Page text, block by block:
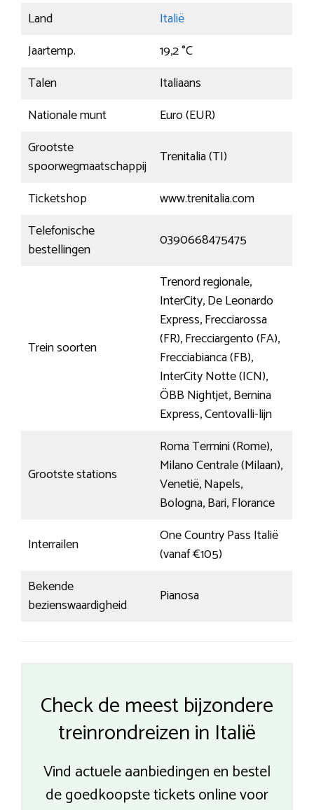
Land
Italië
Jaartemp.
19,2 °C
Talen
Italiaans
Nationale munt
Euro (EUR)
Grootste
spoorwegmaatschappij
Trenitalia (TI)
Ticketshop
www.trenitalia.com
Telefonische
bestellingen
0390668475475
Trein soorten
Trenord regionale,
InterCity, De Leonardo
Express, Frecciarossa
(FR), Frecciargento (FA),
Frecciabianca (FB),
InterCity Notte (ICN),
ÖBB Nightjet, Bernina
Express, Centovalli-lijn
Grootste stations
Roma Termini (Rome),
Milano Centrale (Milaan),
Venetië, Napels,
Bologna, Bari, Florance
Interrailen
One Country Pass Italië
(vanaf €105)
Bekende
bezienswaardigheid
Pianosa
Check de meest bijzondere
treinrondreizen in Italië
Vind actuele aanbiedingen en bestel
de goedkoopste tickets online voor